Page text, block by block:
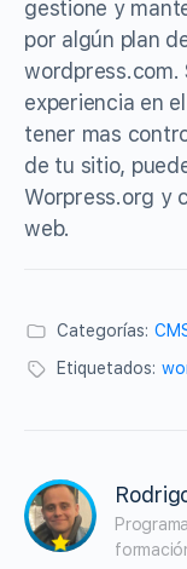
gestione y
por algún plan
wordpress.com.
experiencia en
tener mas
de tu sitio,
Worpress.org y
web.
Categorías:
Etiquetados: